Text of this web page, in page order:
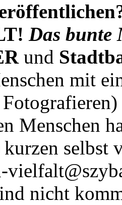
Das bunte
und
mit
Menschen
selbst
nicht